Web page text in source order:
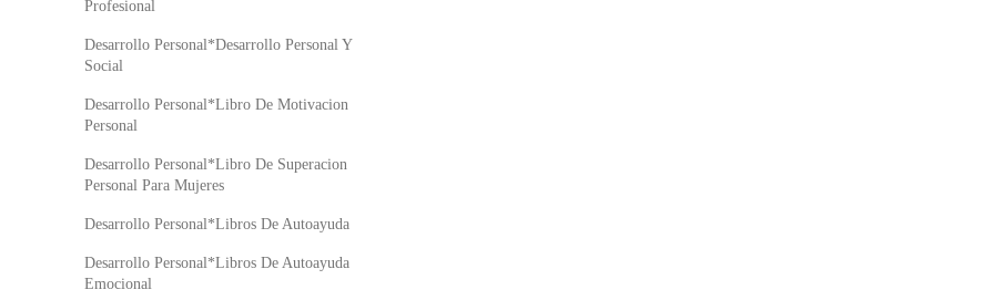
Profesional
Desarrollo Personal*Desarrollo Personal Y
Social
Desarrollo Personal*Libro De Motivacion
Personal
Desarrollo Personal*Libro De Superacion
Personal Para Mujeres
Desarrollo Personal*Libros De Autoayuda
Desarrollo Personal*Libros De Autoayuda
Emocional